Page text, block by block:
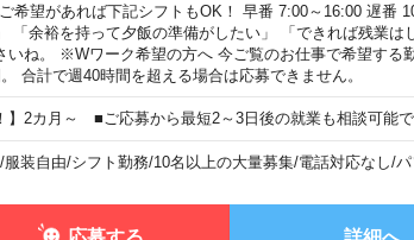
希望があれば下記シフトもOK！ 早番 7:00～16:00 遅番
「余裕を持って夕飯の準備がしたい」 「できれば残業は
いね。 ※Wワーク希望の方へ 今ご覧のお仕事で希望する勤
合計で週40時間を超える場合は応募できません。
】2カ月～ ■ご応募から最短2～3日後の就業も相談可能で
/服装自由/シフト勤務/10名以上の大量募集/電話対応なし/パ